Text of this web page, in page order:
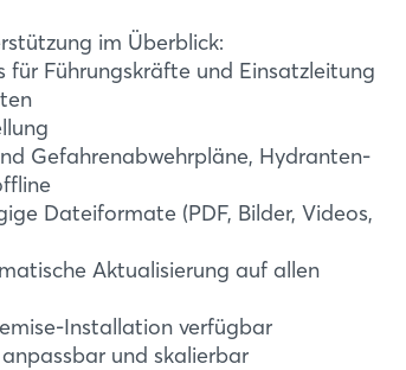
im Überblick:
für Führungskräfte und Einsatzleitung
Gefahrenabwehrpläne, Hydranten-
Dateiformate (PDF, Bilder, Videos,
Aktualisierung auf allen
Installation verfügbar
und skalierbar
Login
Passwort